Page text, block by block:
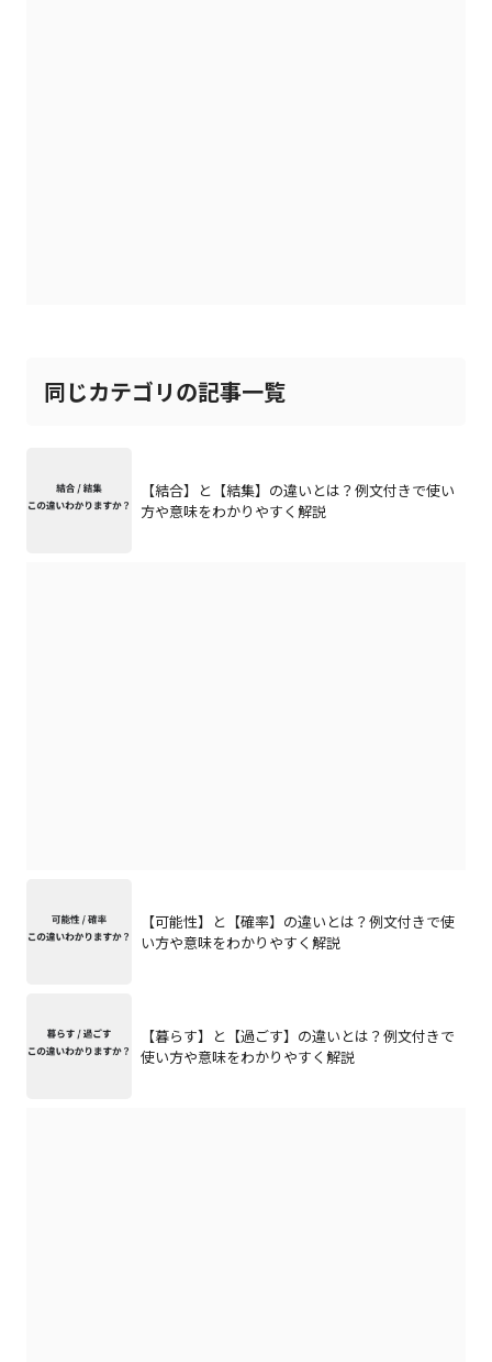
同じカテゴリの記事一覧
【結合】と【結集】の違いとは？例文付きで使い
方や意味をわかりやすく解説
【可能性】と【確率】の違いとは？例文付きで使
い方や意味をわかりやすく解説
【暮らす】と【過ごす】の違いとは？例文付きで
使い方や意味をわかりやすく解説